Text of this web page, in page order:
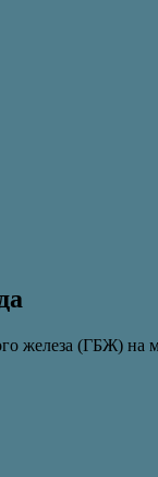
железа (ГБЖ)